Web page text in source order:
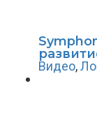
Видео,